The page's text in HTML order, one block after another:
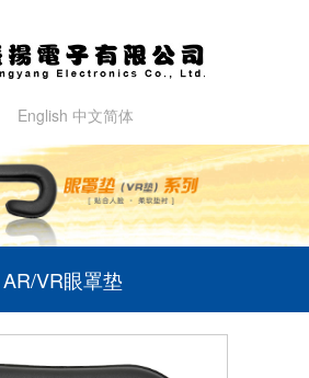
English 中文简体
AR/VR眼罩垫